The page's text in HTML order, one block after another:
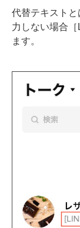
代替テキスト
力しない場合
ます。